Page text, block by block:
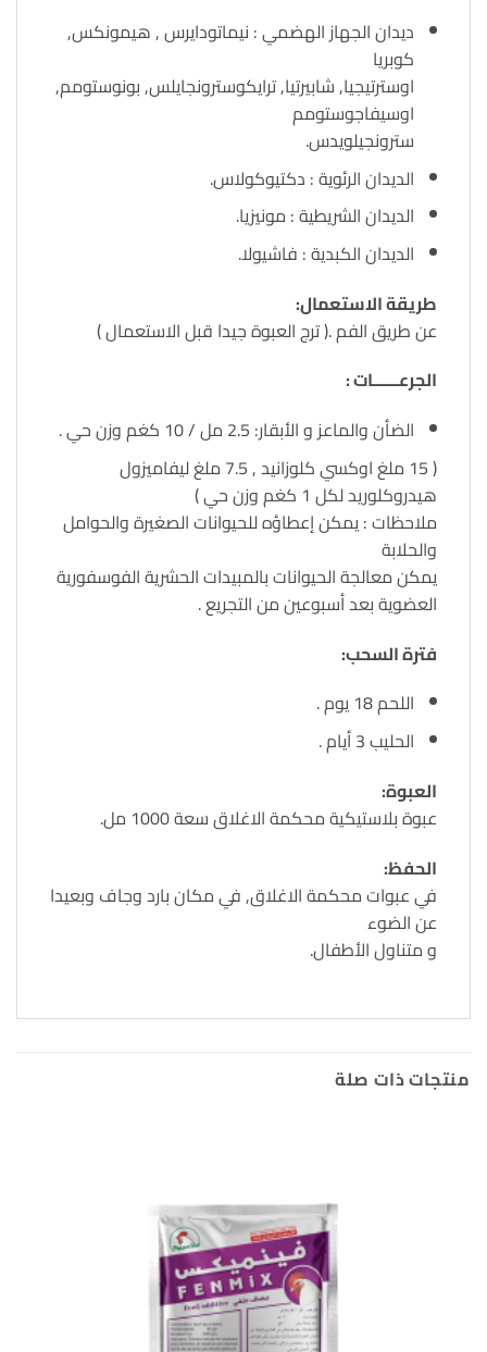
ديدان الجهاز الهضمي : نيماتودايرس , هيمونكس,
كوبريا
اوسترتيجيا, شابيرتيا, ترايكوسترونجايلس, بونوستومم,
اوسيفاجوستومم
سترونجيلويدس.
الديدان الرئوية : دكتيوكولاس.
الديدان الشريطية : مونيزيا.
الديدان الكبدية : فاشيولا.
طريقة الاستعمال:
عن طريق الفم .( ترج العبوة جيدا قبل الاستعمال )
الجرعــــــات :
الضأن والماعز و الأبقار: 2.5 مل / 10 كغم وزن حي .
( 15 ملغ اوكسي كلوزانيد , 7.5 ملغ ليفاميزول
هيدروكلوريد لكل 1 كغم وزن حي )
ملاحظات : يمكن إعطاؤه للحيوانات الصغيرة والحوامل
والحلابة
يمكن معالجة الحيوانات بالمبيدات الحشرية الفوسفورية
العضوية بعد أسبوعين من التجريع .
فترة السحب:
اللحم 18 يوم .
الحليب 3 أيام .
العبوة:
عبوة بلاستيكية محكمة الاغلاق سعة 1000 مل.
الحفظ:
في عبوات محكمة الاغلاق, في مكان بارد وجاف وبعيدا
عن الضوء
و متناول الأطفال.
منتجات ذات صلة